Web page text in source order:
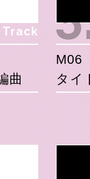
Track
曲
M06
タイ